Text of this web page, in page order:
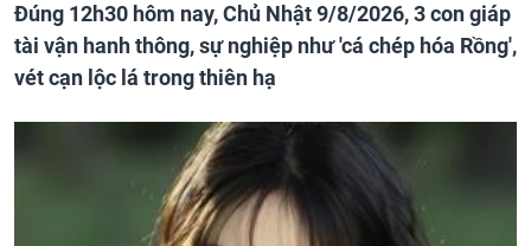
Đúng 12h30 hôm nay, Chủ Nhật 9/8/2026, 3 con giáp
tài vận hanh thông, sự nghiệp như 'cá chép hóa Rồng',
vét cạn lộc lá trong thiên hạ